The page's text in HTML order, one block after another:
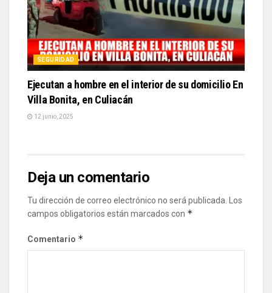
SEGURIDAD
Ejecutan a hombre en el interior de su domicilio En
Villa Bonita, en Culiacán
12 junio, 2025
Deja un comentario
Tu dirección de correo electrónico no será publicada.
Los
campos obligatorios están marcados con *
Comentario *